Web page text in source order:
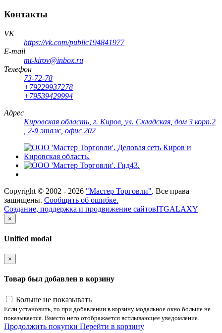
Контакты
VK
https://vk.com/public194841977
E-mail
mt-kirov@inbox.ru
Телефон
73-72-78
+79229937278
+79539429994
Адрес
Кировская область г. Киров ул. Складская, дом 3 корп.2
, 2-й этаж, офис 202
Copyright © 2002 - 2026 "Мастер Торговли". Все права
защищены. Сообщить об ошибке.
Создание, поддержка и продвижение сайтовITGALAXY
×
Unified modal
×
Товар был добавлен в корзину
Больше не показывать
Если установить, то при добавлении в корзину модальное окно больше не
показывается. Вместо него отображается всплывающее уведомление.
Продолжить покупки Перейти в корзину